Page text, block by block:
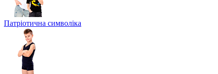
Патріотична символіка